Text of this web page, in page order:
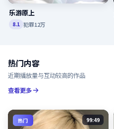
乐游原上
8.1 犯罪12万
热门内容
近期播放量与互动较高的作品
查看更多
热门 99:49